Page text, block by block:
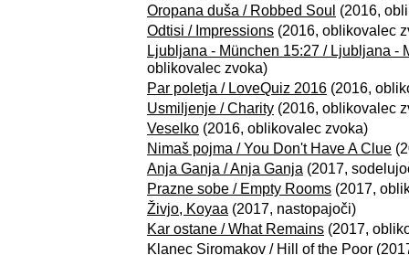
Oropana duša / Robbed Soul (2016,
Odtisi / Impressions (2016, oblikovalec
Ljubljana - München 15:27 / Ljubljana -
oblikovalec zvoka)
Par poletja / LoveQuiz 2016 (2016,
Usmiljenje / Charity (2016, oblikovalec
Veselko (2016, oblikovalec zvoka)
Nimaš pojma / You Don't Have A Clue
Anja Ganja / Anja Ganja (2017,
Prazne sobe / Empty Rooms (2017,
Živjo, Koyaa (2017, nastopajoči)
Kar ostane / What Remains (2017,
Klanec Siromakov / Hill of the Poor